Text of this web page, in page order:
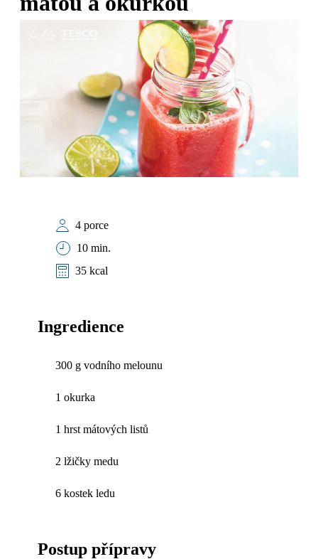
4 porce
10 min.
35 kcal
Ingredience
300 g vodního melounu
1 okurka
1 hrst mátových listů
2 lžičky medu
6 kostek ledu
Postup přípravy